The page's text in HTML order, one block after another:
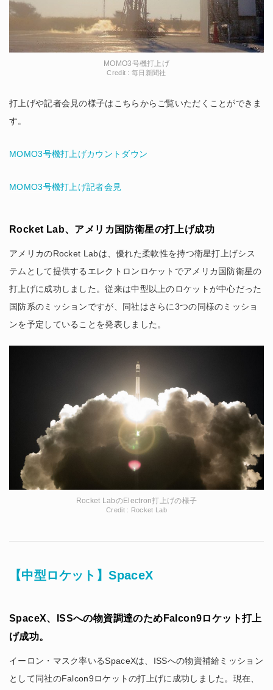
MOMO3号機打上げ
Credit : 毎日新聞社
打上げや記者会見の様子はこちらからご覧いただくことができま
す。
MOMO3号機打上げカウントダウン
MOMO3号機打上げ記者会見
Rocket Lab、アメリカ国防衛星の打上げ成功
アメリカのRocket Labは、優れた柔軟性を持つ衛星打上げシス
テムとして提供するエレクトロンロケットでアメリカ国防衛星の
打上げに成功しました。従来は中型以上のロケットが中心だった
国防系のミッションですが、同社はさらに3つの同様のミッショ
ンを予定していることを発表しました。
Rocket LabのElectron打上げの様子
Credit : Rocket Lab
【中型ロケット】SpaceX
SpaceX、ISSへの物資調達のためFalcon9ロケット打上
げ成功。
イーロン・マスク率いるSpaceXは、ISSへの物資補給ミッション
として同社のFalcon9ロケットの打上げに成功しました。現在、